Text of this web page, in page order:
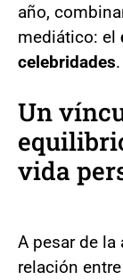
año,
mediático: el
celebridades.
Un
vida
A pesar de la
relación